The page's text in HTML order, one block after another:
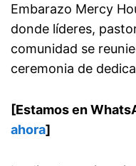
Embarazo Mercy
donde líderes,
comunidad se
ceremonia de
[Estamos en
ahora]